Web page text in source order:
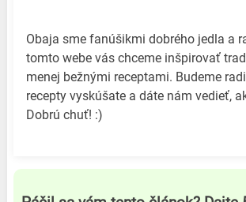
Obaja sme fanúšikmi dobrého jedla a
tomto webe vás chceme inšpirovať
menej bežnými receptami. Budeme
recepty vyskúšate a dáte nám vedieť,
Dobrú chuť! :)